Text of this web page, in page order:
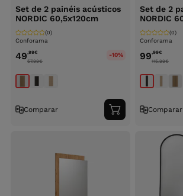
Set de 2 painéis acústicos
NORDIC 60,5x120cm
Conforama
(0)
49,99€
57.99€
-10%
Comparar
Adicionar
ao
Set de 2
NORDIC
Conforama
(0)
99,99€
115.99€
Comparar